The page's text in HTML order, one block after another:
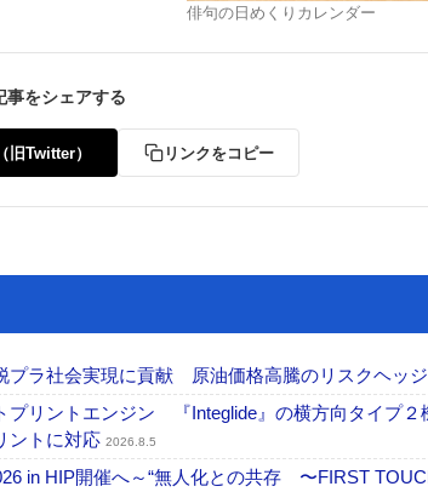
俳句の日めくりカレンダー
事をシェアする
旧Twitter） リンクをコピー
ラ社会実現に貢献 原油価格高騰のリスクヘッ
リントエンジン 『Integlide』の横方向タイプ２
ントに対応 2026.8.5
in HIP開催へ～“無人化との共存 〜FIRST